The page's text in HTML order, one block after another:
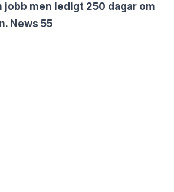
jobb men ledigt 250 dagar om
News 55